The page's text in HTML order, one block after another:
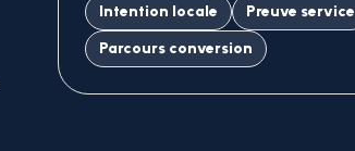
Intention locale Preuve service
Parcours conversion